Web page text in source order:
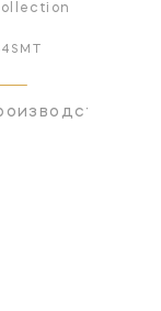
Снят с